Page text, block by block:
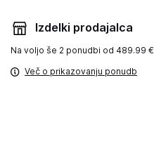
Izdelki prodajalca
Na voljo še 2 ponudbi od 489.99 €
Več o prikazovanju ponudb